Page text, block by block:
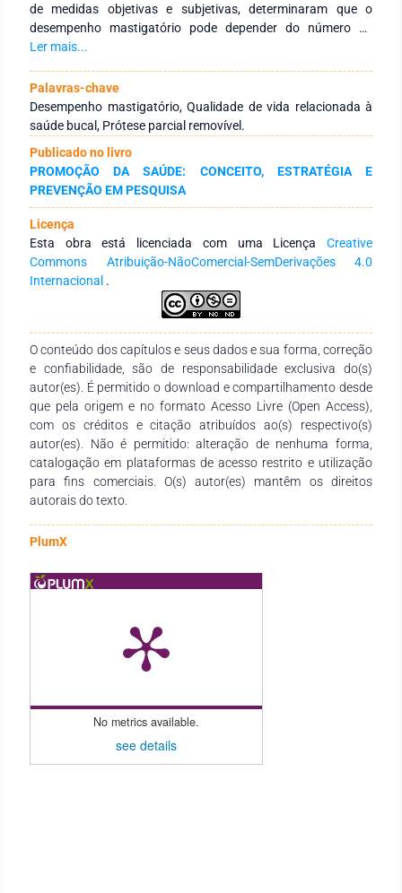
de medidas objetivas e subjetivas, determinaram que o
desempenho mastigatório pode depender do número de
dentes remanescentes, da oclusão, do suporte, da força
contato oclusal, da configuração oclusal, do estado cognitivo
e pressão da língua. A saúde bucal é considerada hoje como
fator importante na avaliação da qualidade de vida e está
associada a condições socioeconômicas e psicológicas.
Contudo, os dados expostos mostram que existem poucas
informações concretas sobre a qualidade de vida em relação
a reabilitação protética parcial ou total, principalmente nos
estudos que envolvem paciente com doenças degenerativas.
A presente revisão de literatura concluiu que as próteses
removíveis impactam positivamente a função mastigatória e
a qualidade de vida.
Ler mais...
Palavras-chave
Desempenho mastigatório, Qualidade de vida relacionada à
saúde bucal, Prótese parcial removível.
Publicado no livro
PROMOÇÃO DA SAÚDE: CONCEITO, ESTRATÉGIA E
PREVENÇÃO EM PESQUISA
Licença
Esta obra está licenciada com uma Licença Creative
Commons Atribuição-NãoComercial-SemDerivações 4.0
Internacional .
O conteúdo dos capítulos e seus dados e sua forma, correção
e confiabilidade, são de responsabilidade exclusiva do(s)
autor(es). É permitido o download e compartilhamento desde
que pela origem e no formato Acesso Livre (Open Access),
com os créditos e citação atribuídos ao(s) respectivo(s)
autor(es). Não é permitido: alteração de nenhuma forma,
catalogação em plataformas de acesso restrito e utilização
para fins comerciais. O(s) autor(es) mantêm os direitos
autorais do texto.
PlumX
No metrics available.
see details